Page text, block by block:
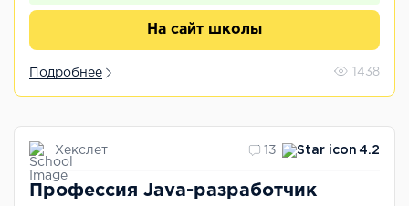
На сайт школы
Подробнее 1438
Хекслет 13 4.2
Профессия Java-разработчик